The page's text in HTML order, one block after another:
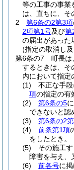
等の工事の事業
は、直ちに、そ
2
第6条の2第3項
2項第1号及び第
の届出があった
(指定の取消し
第6条の7
町長は
するときは、そ
内において指定
(1)
不正な手段
項の指定の有
(2)
第6条の5
できないと認
(3)
第6条の2
(4)
前条第1項
をしたとき。
(5)
その施工
障害を与え、
(6)
前各号に